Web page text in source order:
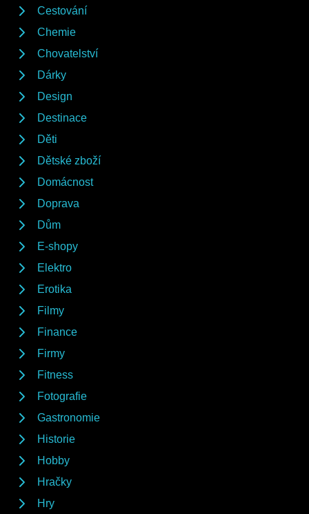
Cestování
Chemie
Chovatelství
Dárky
Design
Destinace
Děti
Dětské zboží
Domácnost
Doprava
Dům
E-shopy
Elektro
Erotika
Filmy
Finance
Firmy
Fitness
Fotografie
Gastronomie
Historie
Hobby
Hračky
Hry